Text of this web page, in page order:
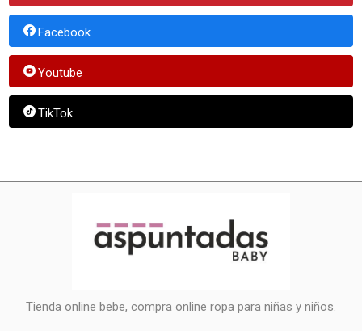
Facebook
Youtube
TikTok
Tienda online bebe, compra online ropa para niñas y niños.